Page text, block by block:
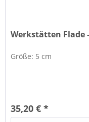
Werkstätten Flade
Größe: 5 cm
35,20 € *